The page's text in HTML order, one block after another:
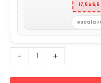
17,5 x
escala
-
Evolução
Darwin
Peixe
+